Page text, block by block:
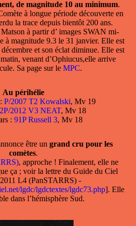
de magnitude 10 au minimum.
à longue période découverte en
la trace depuis bientôt 200 ans.
à partir d’ images SWAN mi-
à magnitude 9.3 le 31 janvier. Elle est
et son éclat diminue. Elle est
venant d’Ophiucus,elle arrive
Sa page sur le MPC.
Au périhélie
P/2007 T2 Kowalski, Mv 19
2012 V3 NEAT, Mv 18
: 91P Russell 3, Mv 18
être un grand cru pour les
comètes.
, approche ! Finalement, elle ne
ça ; voir la lettre du Guide du Ciel
L4 (PanSTARRS) -
lgdc/lgdctextes/lgdc73.php]. Elle
dans l’hémisphère Sud.